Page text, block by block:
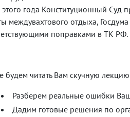
года Конституционный Суд
междувахтового отдыха,
поправками в ТК РФ.
будем читать Вам скучную
Разберем реальные ошибки
Дадим готовые решения по